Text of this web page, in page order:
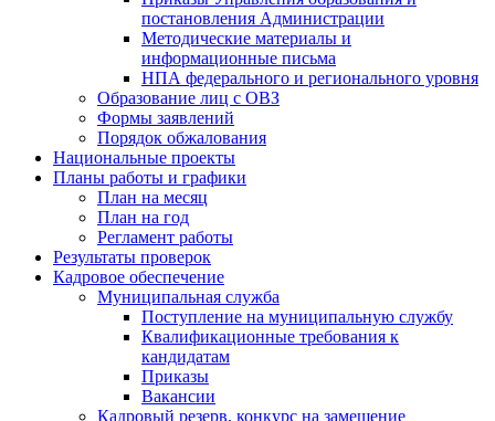
постановления Администрации
Методические материалы и
информационные письма
НПА федерального и регионального уровня
Образование лиц с ОВЗ
Формы заявлений
Порядок обжалования
Национальные проекты
Планы работы и графики
План на месяц
План на год
Регламент работы
Результаты проверок
Кадровое обеспечение
Муниципальная служба
Поступление на муниципальную службу
Квалификационные требования к
кандидатам
Приказы
Вакансии
Кадровый резерв, конкурс на замещение